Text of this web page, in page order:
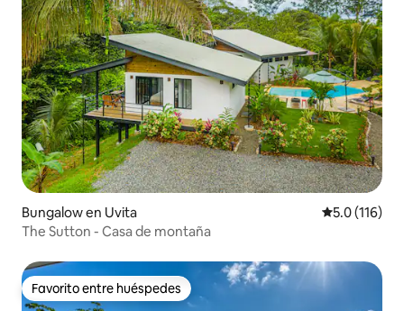
Bungalow en Uvita Calificación
5.0 (116)
The Sutton - Casa de montaña
Favorito entre huéspedes
Favorito entre huéspedes